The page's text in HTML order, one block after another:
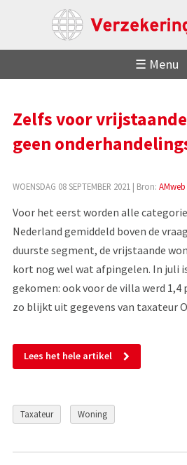
☰ Menu
Zelfs voor
geen
WOENSDAG 08 SEPTEMBER 2021 | Bron: AMweb
Voor het eerst worden alle
Nederland gemiddeld boven de
duurste segment, de vrijstaande
kort nog wel wat afpingelen. In juli
gekomen: ook voor de villa werd
zo blijkt uit gegevens van taxateur
Lees het hele artikel
Taxateur Woning